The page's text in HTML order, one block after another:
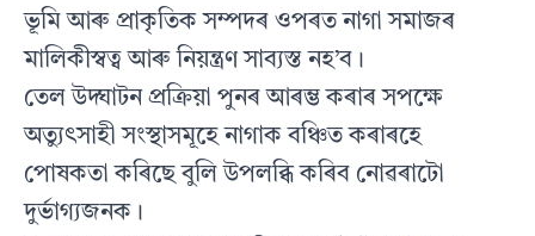
ভূমি আৰু প্ৰাকৃতিক সম্পদৰ ওপৰত নাগা সমাজৰ
মালিকীস্বত্ব আৰু নিয়ন্ত্ৰণ সাব্যস্ত নহ’ব।
তেল উদ্ঘাটন প্ৰক্ৰিয়া পুনৰ আৰম্ভ কৰাৰ সপক্ষে
অত্যুৎসাহী সংস্থাসমূহে নাগাক বঞ্চিত কৰাৰহে
পোষকতা কৰিছে বুলি উপলব্ধি কৰিব নোৱৰাটো
দুর্ভাগ্যজনক।